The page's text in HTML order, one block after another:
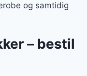
og samtidig
– bestil